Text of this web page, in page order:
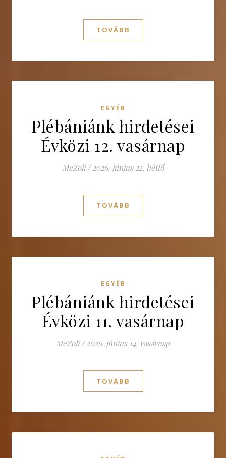
TOVÁBB
EGYÉB
Plébániánk hirdetései
Évközi 12. vasárnap
MeZoli / 2026. június 22. hétfő
TOVÁBB
EGYÉB
Plébániánk hirdetései
Évközi 11. vasárnap
MeZoli / 2026. június 14. vasárnap
TOVÁBB